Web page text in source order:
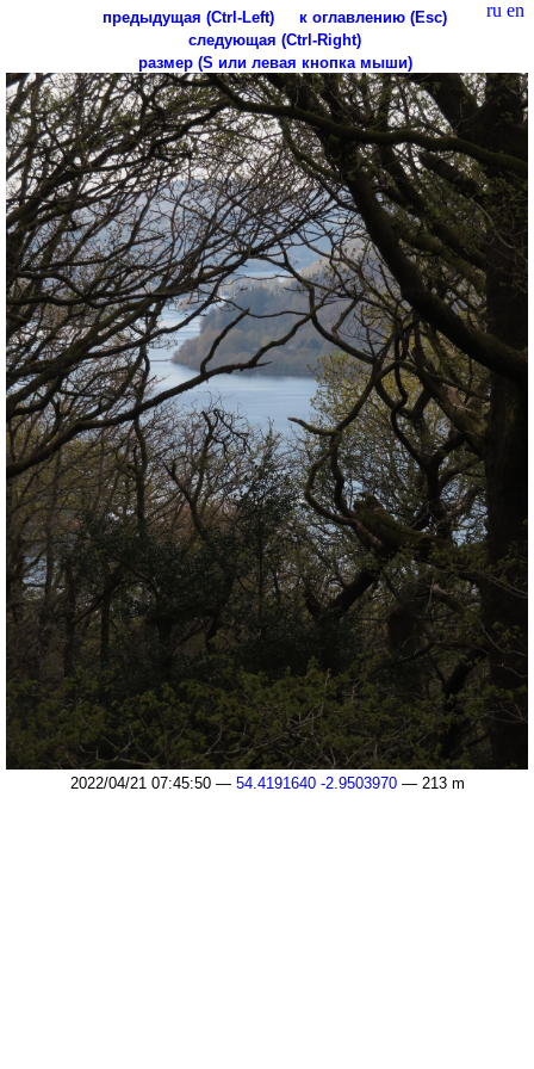
ru en
предыдущая (Ctrl-Left)
к оглавлению (Esc)
следующая (Ctrl-Right)
размер (S или левая кнопка мыши)
2022/04/21 07:45:50 — 54.4191640 -2.9503970— 213 m